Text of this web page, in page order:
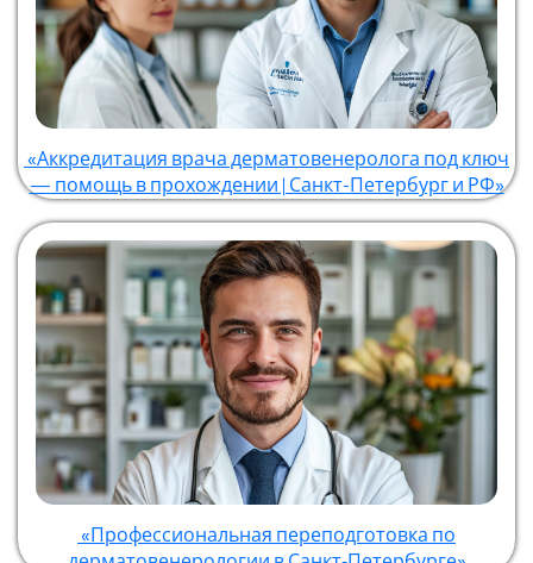
«Аккредитация врача дерматовенеролога под ключ
— помощь в прохождении | Санкт-Петербург и РФ»
«Профессиональная переподготовка по